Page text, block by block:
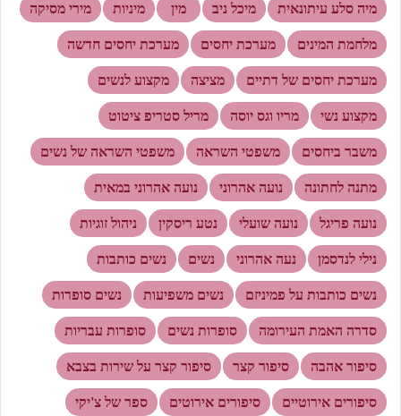
מיה סלע עיתונאית מיכל ניב מין מיניות מירי מסיקה
מלחמת המינים מערכת יחסים מערכת יחסים חדשה
מערכת יחסים של דתיים מציצה מקצוע לנשים
מקצוע נשי מריו וגס יוסה מריל סטריפ ציטוט
משבר ביחסים משפטי השראה משפטי השראה של נשים
מתנה לחתונה נועה אהרוני נועה אהרוני במאית
נועה פריגל נועה שועלי נטע ריסקין ניהול זוגיות
נילי לנדסמן נעה אהרוני נשים נשים כותבות
נשים כותבות על פמיניזם נשים משפיעות נשים סופרות
סדרה האמת העירומה סופרות נשים סופרות עבריות
סיפור אהבה סיפור קצר סיפור קצר על שירות בצבא
סיפורים אירוטיים סיפורים אירוטים ספר של צ'יקי